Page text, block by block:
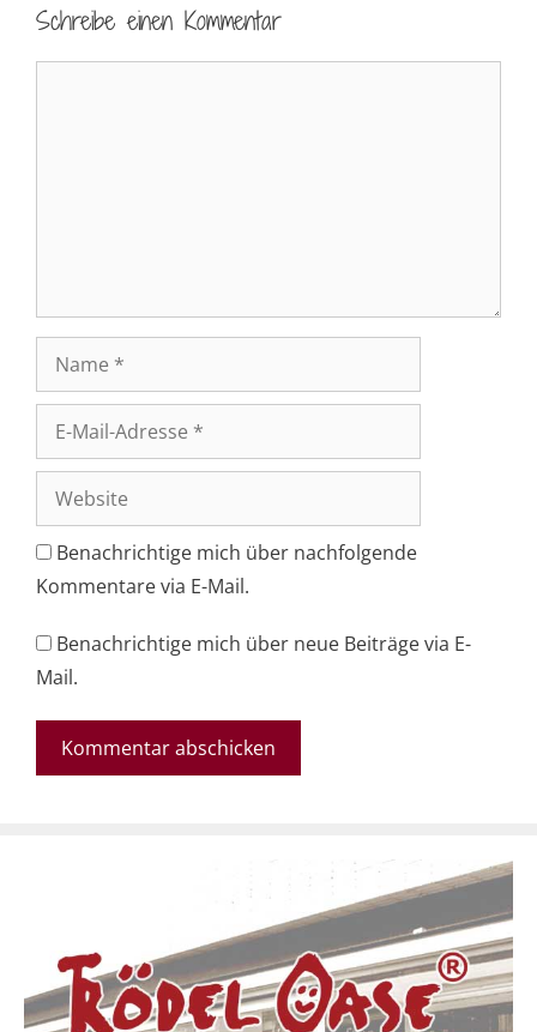
Schreibe einen Kommentar
Mail-
Adresse
Website
Benachrichtige mich über nachfolgende
Kommentare via E-Mail.
Benachrichtige mich über neue Beiträge via E-
Mail.